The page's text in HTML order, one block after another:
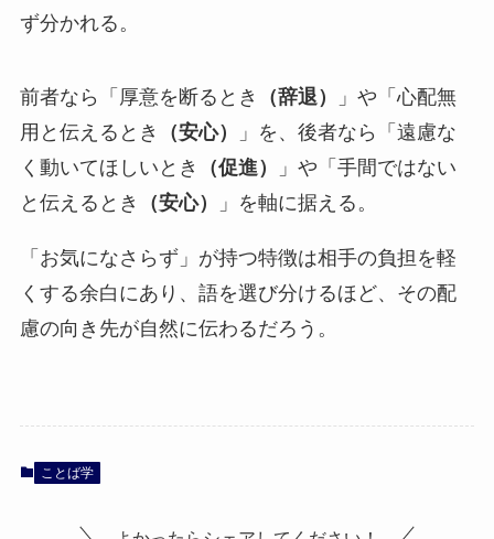
ず分かれる。
前者なら「厚意を断るとき （辞退）
」や「心配無
用と伝えるとき
（安心）
」を、後者なら「遠慮な
く動いてほしいとき
（促進）
」や「手間ではない
と伝えるとき
（安心） 」を軸に据える。
「お気になさらず」が持つ特徴は相手の負担を軽
くする余白にあり、語を選び分けるほど、その配
慮の向き先が自然に伝わるだろう。
ことば学